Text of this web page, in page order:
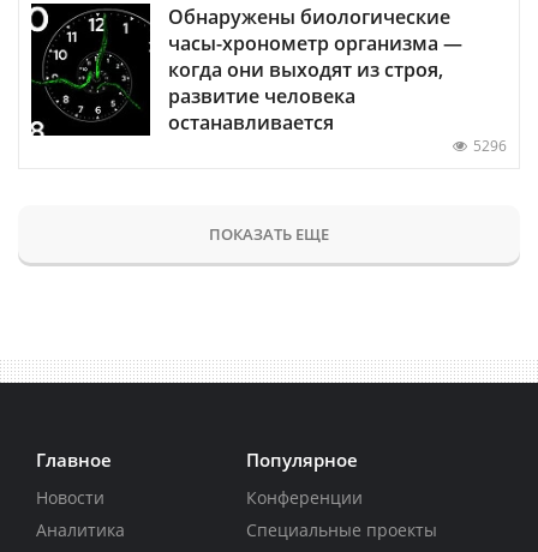
Обнаружены биологические
часы-хронометр организма —
когда они выходят из строя,
развитие человека
останавливается
5296
ПОКАЗАТЬ ЕЩЕ
Главное
Новости
Аналитика
Популярное
Конференции
Специальные проекты